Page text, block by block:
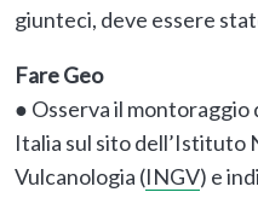
giunteci, deve essere
Fare Geo
● Osserva il
Italia sul sito dell’Istituto
Vulcanologia (INGV) e